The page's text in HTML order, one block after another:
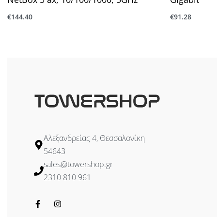
€144.40 €91.28
Αλεξανδρείας 4, Θεσσαλονίκη
54643
sales@towershop.gr
2310 810 961